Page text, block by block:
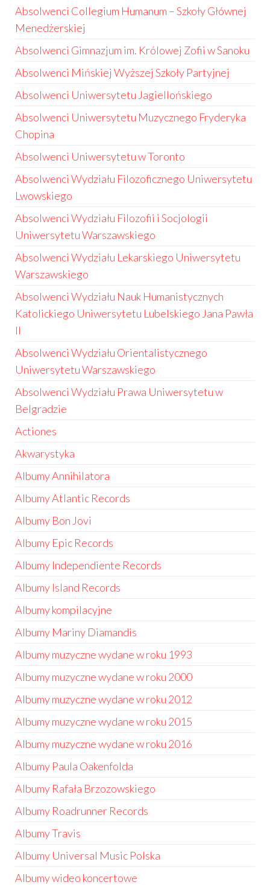
Absolwenci Collegium Humanum – Szkoły Głównej
Menedżerskiej
Absolwenci Gimnazjum im. Królowej Zofii w Sanoku
Absolwenci Mińskiej Wyższej Szkoły Partyjnej
Absolwenci Uniwersytetu Jagiellońskiego
Absolwenci Uniwersytetu Muzycznego Fryderyka
Chopina
Absolwenci Uniwersytetu w Toronto
Absolwenci Wydziału Filozoficznego Uniwersytetu
Lwowskiego
Absolwenci Wydziału Filozofii i Socjologii
Uniwersytetu Warszawskiego
Absolwenci Wydziału Lekarskiego Uniwersytetu
Warszawskiego
Absolwenci Wydziału Nauk Humanistycznych
Katolickiego Uniwersytetu Lubelskiego Jana Pawła
II
Absolwenci Wydziału Orientalistycznego
Uniwersytetu Warszawskiego
Absolwenci Wydziału Prawa Uniwersytetu w
Belgradzie
Actiones
Akwarystyka
Albumy Annihilatora
Albumy Atlantic Records
Albumy Bon Jovi
Albumy Epic Records
Albumy Independiente Records
Albumy Island Records
Albumy kompilacyjne
Albumy Mariny Diamandis
Albumy muzyczne wydane w roku 1993
Albumy muzyczne wydane w roku 2000
Albumy muzyczne wydane w roku 2012
Albumy muzyczne wydane w roku 2015
Albumy muzyczne wydane w roku 2016
Albumy Paula Oakenfolda
Albumy Rafała Brzozowskiego
Albumy Roadrunner Records
Albumy Travis
Albumy Universal Music Polska
Albumy wideo koncertowe